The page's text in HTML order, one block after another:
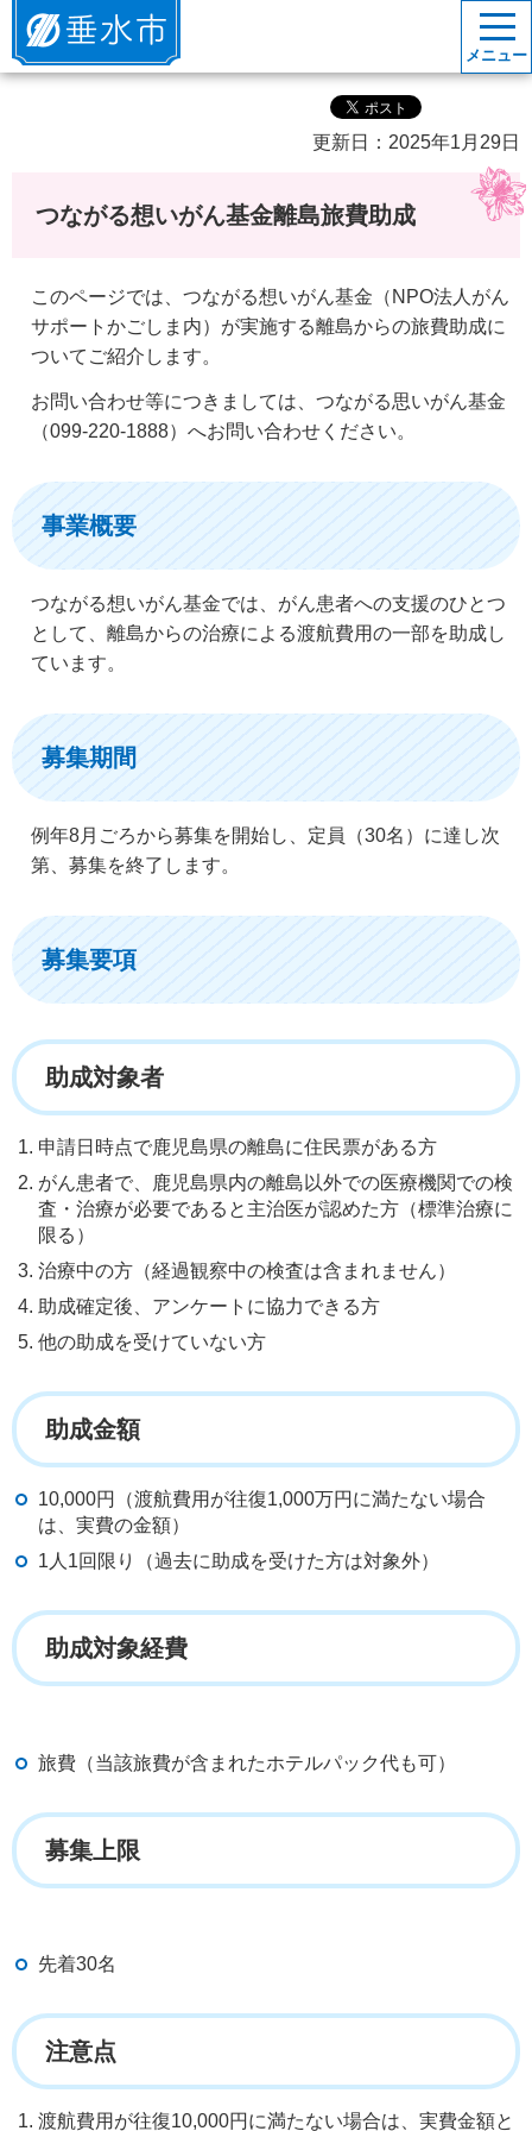
垂水市
メニュー
更新日：2025年1月29日
つながる想いがん基金離島旅費助成
このページでは、つながる想いがん基金（NPO法人がん
サポートかごしま内）が実施する離島からの旅費助成に
ついてご紹介します。
お問い合わせ等につきましては、つながる思いがん基金
（099-220-1888）へお問い合わせください。
事業概要
つながる想いがん基金では、がん患者への支援のひとつ
として、離島からの治療による渡航費用の一部を助成し
ています。
募集期間
例年8月ごろから募集を開始し、定員（30名）に達し次
第、募集を終了します。
募集要項
助成対象者
申請日時点で鹿児島県の離島に住民票がある方
がん患者で、鹿児島県内の離島以外での医療機関での検
査・治療が必要であると主治医が認めた方（標準治療に
限る）
治療中の方（経過観察中の検査は含まれません）
助成確定後、アンケートに協力できる方
他の助成を受けていない方
助成金額
10,000円（渡航費用が往復1,000万円に満たない場合
は、実費の金額）
1人1回限り（過去に助成を受けた方は対象外）
助成対象経費
旅費（当該旅費が含まれたホテルパック代も可）
募集上限
先着30名
注意点
渡航費用が往復10,000円に満たない場合は、実費金額と